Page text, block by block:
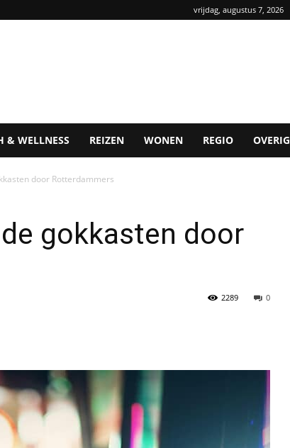
vrijdag, augustus 7, 2026
& WELLNESS REIZEN WONEN REGIO OVERIG
door Rotterdammers
gokkasten door
0
2289